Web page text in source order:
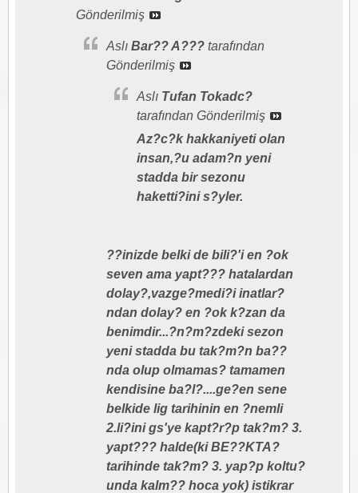
Gönderilmiş
Aslı Bar?? A??? tarafından
Gönderilmiş
Aslı Tufan Tokadc?
tarafından Gönderilmiş
Az?c?k hakkaniyeti olan
insan,?u adam?n yeni
stadda bir sezonu
haketti?ini s?yler.
??inizde belki de bili?'i en ?ok
seven ama yapt??? hatalardan
dolay?,vazge?medi?i inatlar?
ndan dolay? en ?ok k?zan da
benimdir...?n?m?zdeki sezon
yeni stadda bu tak?m?n ba??
nda olup olmamas? tamamen
kendisine ba?l?....ge?en sene
belkide lig tarihinin en ?nemli
2.li?ini gs'ye kapt?r?p tak?m? 3.
yapt??? halde(ki BE??KTA?
tarihinde tak?m? 3. yap?p koltu?
unda kalm?? hoca yok) istikrar